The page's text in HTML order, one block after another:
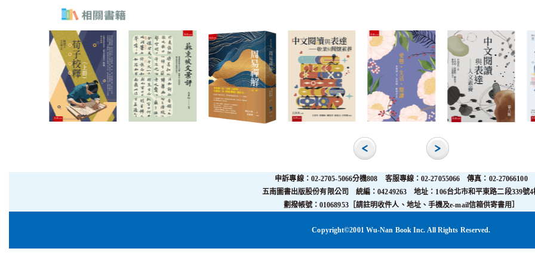
申訴專線：02-2705-5066分機808 客服專線：02-27055066 傳真：02-27066100
五南圖書出版股份有限公司 統編：04249263 地址：106台北市和平東路二段339號4
劃撥帳號：01068953［請註明收件人、地址、手機及e-mail信箱供寄書用］
Copyright©2001 Wu-Nan Book Inc. All Rights Reserved.